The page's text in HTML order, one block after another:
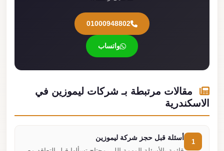
01000948802
واتساب
مقالات مرتبطة بـ شركات ليموزين في
الاسكندرية
أسئلة قبل حجز شركة ليموزين